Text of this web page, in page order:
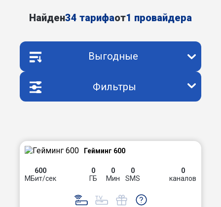
Найден34 тарифаот1 провайдера
Выгодные
Фильтры
Гейминг 600
600
МБит/сек
0
ГБ
0
Мин
0
SMS
0
каналов